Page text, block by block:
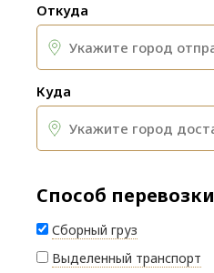
Откуда
Куда
Способ перевозки
Сборный груз
Выделенный транспорт